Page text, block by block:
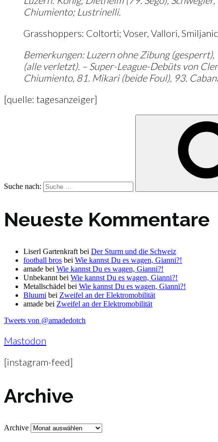
Chiumiento; Lustrinelli.
Grasshoppers: Coltorti; Voser, Vallori,
Bemerkungen: Luzern ohne Zibung
(alle verletzt). – Super-League-Debüts von
Chiumiento, 81. Mikari (beide Foul), 93.
[quelle: tagesanzeiger]
Suche nach:
Neueste Kommentare
Liserl Gartenkraft bei Der Sturm und die Schweiz
football bros bei Wie kannst Du es wagen, Gianni?!
amade bei Wie kannst Du es wagen, Gianni?!
Unbekannt bei Wie kannst Du es wagen, Gianni?!
Metallschädel bei Wie kannst Du es wagen, Gianni?!
Bluumi bei Zweifel an der Elektromobilität
amade bei Zweifel an der Elektromobilität
Tweets von @amadedotch
Mastodon
[instagram-feed]
Archive
Archive